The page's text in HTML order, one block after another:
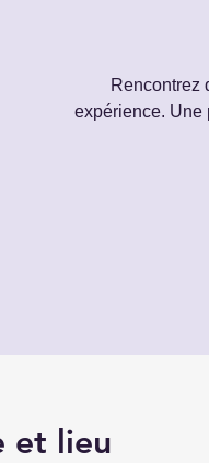
Rencontrez
expérience. Une
et lieu